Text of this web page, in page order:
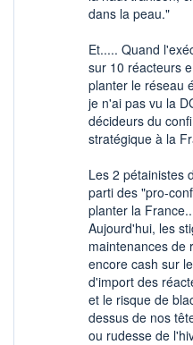
dans la peau."
Et..... Quand
sur 10 réacteurs
planter le réseau
je n'ai pas vu la
décideurs du
stratégique à la
Les 2 pétainistes
parti des "pro-
planter la
Aujourd'hui, les
maintenances de
encore cash sur
d'import des
et le risque de
dessus de nos
ou rudesse de